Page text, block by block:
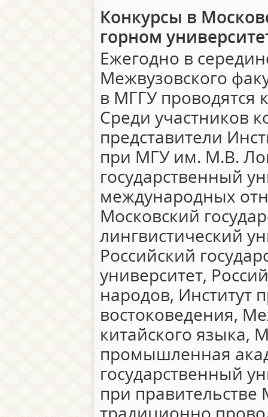
Конкурсы в
горном
Ежегодно в
Межвузовского
в МГГУ проводятся
Среди участников
представители
при МГУ им. М.В.
государственный
международных
Московский
лингвистический
Российский
университет,
народов, Институт
востоковедения,
китайского языка,
промышленная
государственный
при